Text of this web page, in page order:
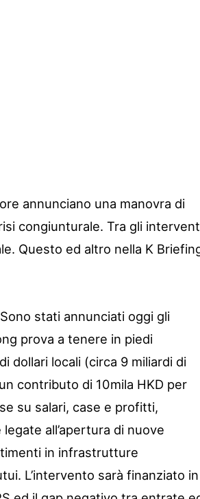
annunciano una manovra di
congiunturale. Tra gli
Questo ed altro nella K
Sono stati annunciati oggi gli
prova a tenere in piedi
dollari locali (circa 9 miliardi di
contributo di 10mila HKD per
su salari, case e profitti,
all’apertura di nuove
in infrastrutture
L’intervento sarà finanziato in